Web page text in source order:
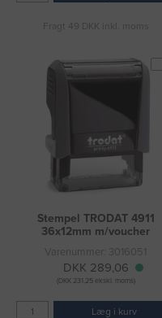
Fragt 49 DKK inkl. moms
Stempel TRODAT 4911
36x12mm m/voucher
Varenummer: 3016051
DKK 289,06
(DKK 231,25 ekskl. moms)
Læg i kurv